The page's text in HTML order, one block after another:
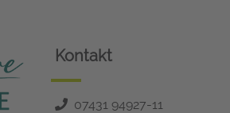
Kontakt
07431 94927-11